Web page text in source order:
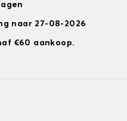
naar 27-08-2026
€60 aankoop.